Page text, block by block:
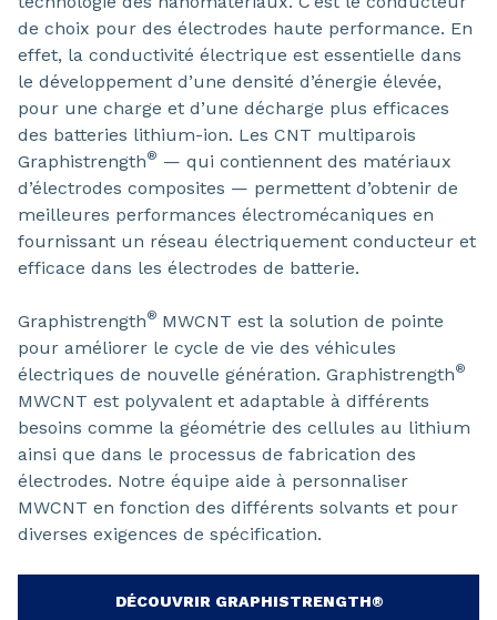
de choix pour des électrodes haute performance. En
effet, la conductivité électrique est essentielle dans
le développement d’une densité d’énergie élevée,
pour une charge et d’une décharge plus efficaces
des batteries lithium-ion. Les CNT multiparois
Graphistrength® — qui contiennent des matériaux
d’électrodes composites — permettent d’obtenir de
meilleures performances électromécaniques en
fournissant un réseau électriquement conducteur et
efficace dans les électrodes de batterie.
Graphistrength® MWCNT est la solution de pointe
pour améliorer le cycle de vie des véhicules
électriques de nouvelle génération. Graphistrength®
MWCNT est polyvalent et adaptable à différents
besoins comme la géométrie des cellules au lithium
ainsi que dans le processus de fabrication des
électrodes. Notre équipe aide à personnaliser
MWCNT en fonction des différents solvants et pour
diverses exigences de spécification.
DÉCOUVRIR GRAPHISTRENGTH®